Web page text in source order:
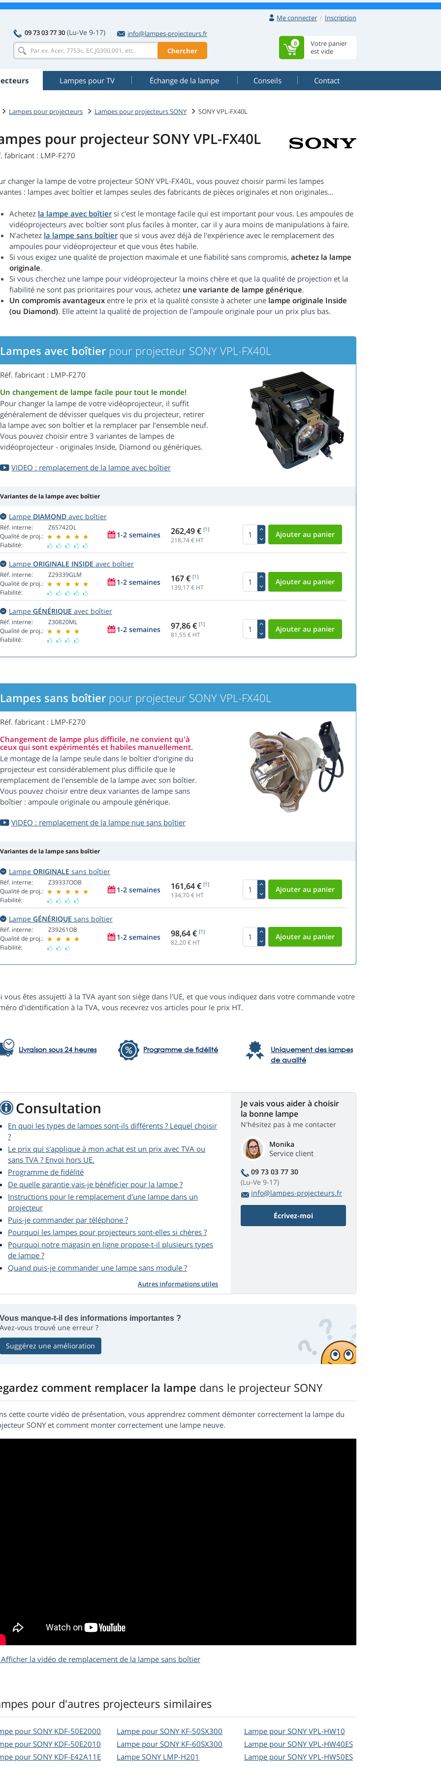
Me connecter
Inscription
09 73 03 77 30 (Lu-Ve 9-17)
info@lampes-projecteurs.fr
Chercher
Votre panier
est vide
0
Lampes pour TV Échange de la lampe Conseils Contact
Lampes pour projecteurs Lampes pour projecteurs SONY SONY VPL-FX40L
pour projecteur SONY VPL-FX40L
fabricant : LMP-F270
changer la lampe de votre projecteur SONY VPL-FX40L, vous pouvez choisir parmi les lampes
: lampes avec boîtier et lampes seules des fabricants de pièces originales et non originales...
Achetez la lampe avec boîtiersi c'est le montage facile qui est important pour vous. Les ampoules de
vidéoprojecteurs avec boîtier sont plus faciles à monter, car il y aura moins de manipulations à faire.
N'achetez la lampe sans boîtierque si vous avez déjà de l'expérience avec le remplacement des
ampoules pour vidéoprojecteur et que vous êtes habile.
Si vous exigez une qualité de projection maximale et une fiabilité sans compromis, achetez la lampe
originale.
Si vous cherchez une lampe pour vidéoprojecteur la moins chère et que la qualité de projection et la
fiabilité ne sont pas prioritaires pour vous, achetez une variante de lampe générique.
Un compromis avantageux entre le prix et la qualité consiste à acheter une lampe originale Inside
(ou Diamond). Elle atteint la qualité de projection de l'ampoule originale pour un prix plus bas.
Lampes avec boîtier pour projecteur SONY VPL-FX40L
Réf. fabricant : LMP-F270
Un changement de lampe facile pour tout le monde!
Pour changer la lampe de votre vidéoprojecteur, il suffit
généralement de dévisser quelques vis du projecteur, retirer
la lampe avec son boîtier et la remplacer par l’ensemble neuf.
Vous pouvez choisir entre 3 variantes de lampes de
vidéoprojecteur - originales Inside, Diamond ou génériques.
VIDEO : remplacement de la lampe avec boîtier
Variantes de la lampe avec boîtier
Lampe DIAMOND avec boîtier
Réf. interne:
Qualité de proj.:
Fiabilité:
Z65742DL
1-2 semaines 262,49 € [1]
218,74€ HT
Lampe ORIGINALE INSIDE avec boîtier
Réf. interne:
Qualité de proj.:
Fiabilité:
Z29339GLM
1-2 semaines 167 € [1]
139,17 € HT
Lampe GÉNÉRIQUE avec boîtier
Réf. interne:
Qualité de proj.:
Fiabilité:
Z30820ML
1-2 semaines 97,86 € [1]
81,55 € HT
Lampes sans boîtier pour projecteur SONY VPL-FX40L
Réf. fabricant : LMP-F270
Changement de lampe plus difficile, ne convient qu'à
ceux qui sont expérimentés et habiles manuellement.
Le montage de la lampe seule dans le boîtier d'origine du
projecteur est considérablement plus difficile que le
remplacement de l'ensemble de la lampe avec son boîtier.
Vous pouvez choisir entre deux variantes de lampe sans
boîtier : ampoule originale ou ampoule générique.
VIDEO : remplacement de la lampe nue sans boîtier
Variantes de la lampe sans boîtier
Lampe ORIGINALE sans boîtier
Réf. interne:
Qualité de proj.:
Fiabilité:
Z39337OOB
1-2 semaines 161,64 € [1]
134,70€ HT
Lampe GÉNÉRIQUE sans boîtier
Réf. interne:
Qualité de proj.:
Fiabilité:
Z39261OB
1-2 semaines 98,64 € [1]
82,20€ HT
vous êtes assujetti à la TVA ayant son siège dans l'UE, et que vous indiquez dans votre commande votre
d'identification à la TVA, vous recevrez vos articles pour le prix HT.
Livraison sous 24 heures Programme de fidélité
Uniquement des lampes
de qualité
Consultation
En quoi les types de lampes sont-ils différents ? Lequel choisir
?
Le prix qui s'applique à mon achat est un prix avec TVA ou
sans TVA ? Envoi hors UE.
Programme de fidélité
De quelle garantie vais-je bénéficier pour la lampe ?
Instructions pour le remplacement d'une lampe dans un
projecteur
Puis-je commander par téléphone ?
Pourquoi les lampes pour projecteurs sont-elles si chères ?
Pourquoi notre magasin en ligne propose-t-il plusieurs types
de lampe ?
Quand puis-je commander une lampe sans module ?
Autres informations utiles
Je vais vous aider à choisir
la bonne lampe
N'hésitez pas à me contacter
Monika
Service client
09 73 03 77 30
(Lu-Ve 9-17)
info@lampes-projecteurs.fr
Écrivez-moi
Vous manque-t-il des informations importantes ?
Avez-vous trouvé une erreur ?
Suggérez une amélioration
comment remplacer la lampe dans le projecteur SONY
cette courte vidéo de présentation, vous apprendrez comment démonter correctement la lampe du
SONY et comment monter correctement une lampe neuve.
Afficher la vidéo de remplacement de la lampe sans boîtier
pour d'autres projecteurs similaires
pour SONY KDF-50E2000
pour SONY KDF-50E2010
pour SONY KDF-E42A11E
Lampe pour SONY KF-50SX300
Lampe pour SONY KF-60SX300
Lampe SONY LMP-H201
Lampe pour SONY VPL-HW10
Lampe pour SONY VPL-HW40ES
Lampe pour SONY VPL-HW50ES